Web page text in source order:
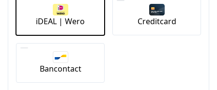
iDEAL | Wero Creditcard
Bancontact